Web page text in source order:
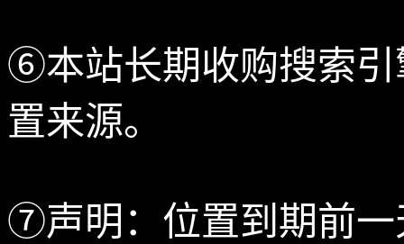
⑥本站长期收购搜索引
置来源。
⑦声明：位置到期前一